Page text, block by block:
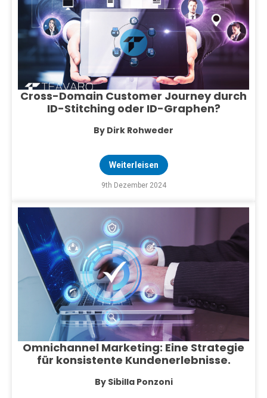
Cross-Domain Customer Journey durch
ID-Stitching oder ID-Graphen?
By Dirk Rohweder
Weiterleisen
9th Dezember 2024
Omnichannel Marketing: Eine Strategie
für konsistente Kundenerlebnisse.
By Sibilla Ponzoni